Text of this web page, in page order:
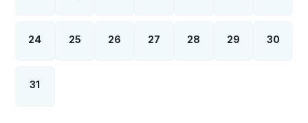
24 25 26 27 28 29 30
31